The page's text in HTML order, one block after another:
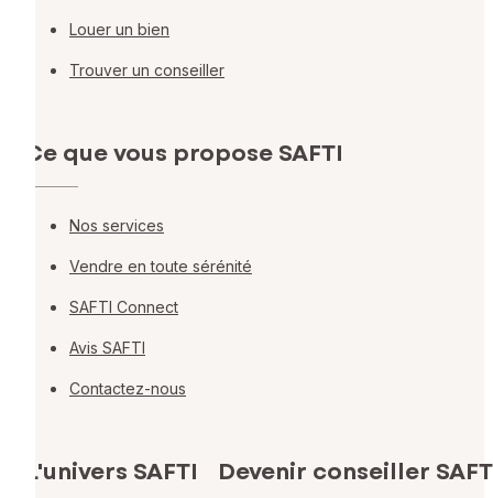
Louer un bien
Trouver un conseiller
Ce que vous propose SAFTI
Nos services
Vendre en toute sérénité
SAFTI Connect
Avis SAFTI
Contactez-nous
L'univers SAFTI Devenir conseiller